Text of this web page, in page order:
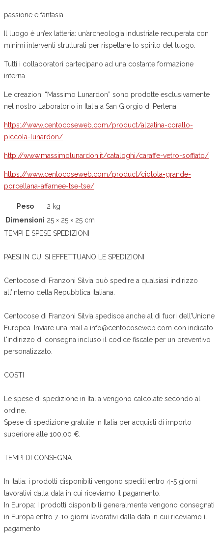
passione e fantasia.
Il luogo è un’ex latteria: un’archeologia industriale recuperata con
minimi interventi strutturali per rispettare lo spirito del luogo.
Tutti i collaboratori partecipano ad una costante formazione
interna.
Le creazioni “Massimo Lunardon” sono prodotte esclusivamente
nel nostro Laboratorio in Italia a San Giorgio di Perlena”.
https://www.centocoseweb.com/product/alzatina-corallo-
piccola-lunardon/
http://www.massimolunardon.it/cataloghi/caraffe-vetro-soffiato/
https://www.centocoseweb.com/product/ciotola-grande-
porcellana-affamee-tse-tse/
Peso
2 kg
Dimensioni 25 × 25 × 25 cm
TEMPI E SPESE SPEDIZIONI
PAESI IN CUI SI EFFETTUANO LE SPEDIZIONI
Centocose di Franzoni Silvia può spedire a qualsiasi indirizzo
all’interno della Repubblica Italiana.
Centocose di Franzoni Silvia spedisce anche al di fuori dell’Unione
Europea. Inviare una mail a info@centocoseweb.com con indicato
l'indirizzo di consegna incluso il codice fiscale per un preventivo
personalizzato.
COSTI
Le spese di spedizione in Italia vengono calcolate secondo al
ordine.
Spese di spedizione gratuite in Italia per acquisti di importo
superiore alle 100,00 €.
TEMPI DI CONSEGNA
In Italia: i prodotti disponibili vengono spediti entro 4-5 giorni
lavorativi dalla data in cui riceviamo il pagamento.
In Europa: I prodotti disponibili generalmente vengono consegnati
in Europa entro 7-10 giorni lavorativi dalla data in cui riceviamo il
pagamento.